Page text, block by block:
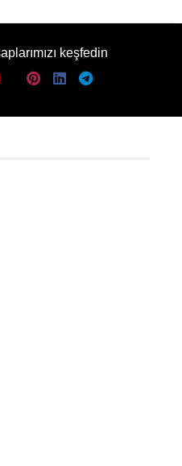
keşfedin